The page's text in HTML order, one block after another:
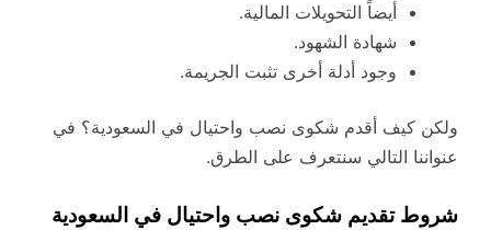
أيضاً التحويلات المالية.
شهادة الشهود.
وجود أدلة أخرى تثبت الجريمة.
ولكن كيف أقدم شكوى نصب واحتيال في السعودية؟ في
عنواننا التالي سنتعرف على الطرق.
شروط تقديم شكوى نصب واحتيال في السعودية